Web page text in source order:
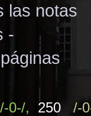
las notas
-
/-0-/, 250
/-